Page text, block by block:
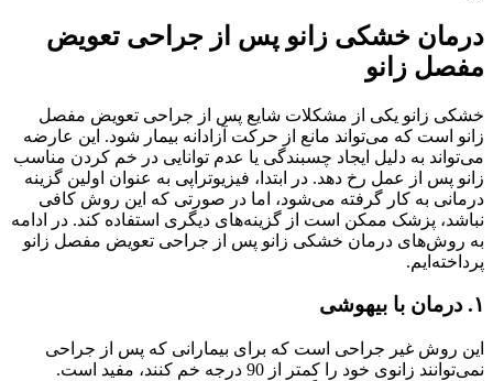
درمان خشکی زانو پس از جراحی تعویض
مفصل زانو
خشکی زانو یکی از مشکلات شایع پس از جراحی تعویض مفصل
زانو است که می‌تواند مانع از حرکت آزادانه بیمار شود. این عارضه
می‌تواند به دلیل ایجاد چسبندگی یا عدم توانایی در خم کردن مناسب
زانو پس از عمل رخ دهد. در ابتدا، فیزیوتراپی به عنوان اولین گزینه
درمانی به کار گرفته می‌شود، اما در صورتی که این روش کافی
نباشد، پزشک ممکن است از گزینه‌های دیگری استفاده کند. در ادامه
به روش‌های درمان خشکی زانو پس از جراحی تعویض مفصل زانو
پرداخته‌ایم.
۱. درمان با بیهوشی
این روش غیر جراحی است که برای بیمارانی که پس از جراحی
نمی‌توانند زانوی خود را کمتر از 90 درجه خم کنند، مفید است.